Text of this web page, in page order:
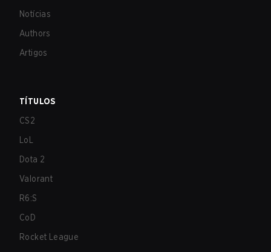
Notícias
Authors
Artigos
TÍTULOS
CS2
LoL
Dota 2
Valorant
R6:S
CoD
Rocket League